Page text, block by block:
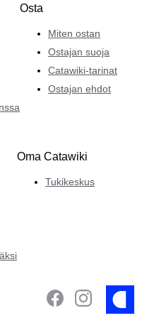
Osta
Miten ostan
Ostajan suoja
Catawiki-tarinat
Ostajan ehdot
Oma Catawiki
Tukikeskus